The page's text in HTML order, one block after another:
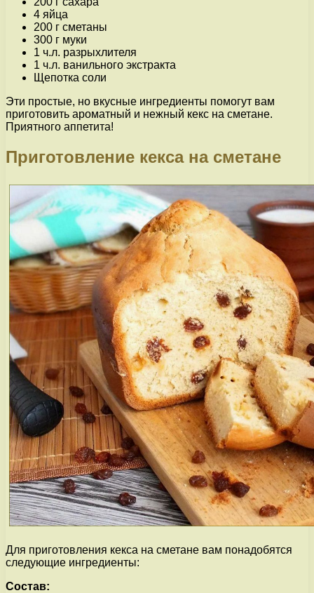
4 яйца
200 г сметаны
300 г муки
1 ч.л. разрыхлителя
1 ч.л. ванильного экстракта
Щепотка соли
Эти простые, но вкусные ингредиенты помогут вам
приготовить ароматный и нежный кекс на сметане.
Приятного аппетита!
Приготовление кекса на сметане
Для приготовления кекса на сметане вам понадобятся
следующие ингредиенты:
Состав: